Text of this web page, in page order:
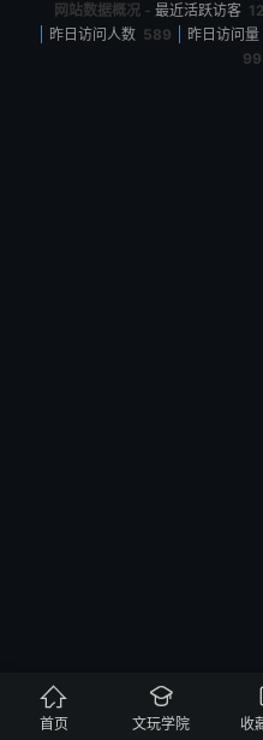
网站数据概况 - 最近活跃访客 12
昨日访问人数 589 昨日访问量

首页

文玩学院 收